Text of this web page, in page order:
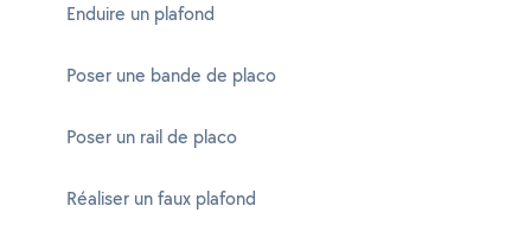
Enduire un plafond
Poser une bande de placo
Poser un rail de placo
Réaliser un faux plafond